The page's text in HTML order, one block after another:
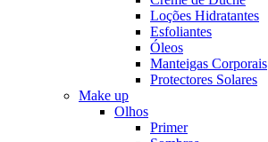
Loções Hidratantes
Esfoliantes
Óleos
Manteigas Corporais
Protectores Solares
Make up
Olhos
Primer